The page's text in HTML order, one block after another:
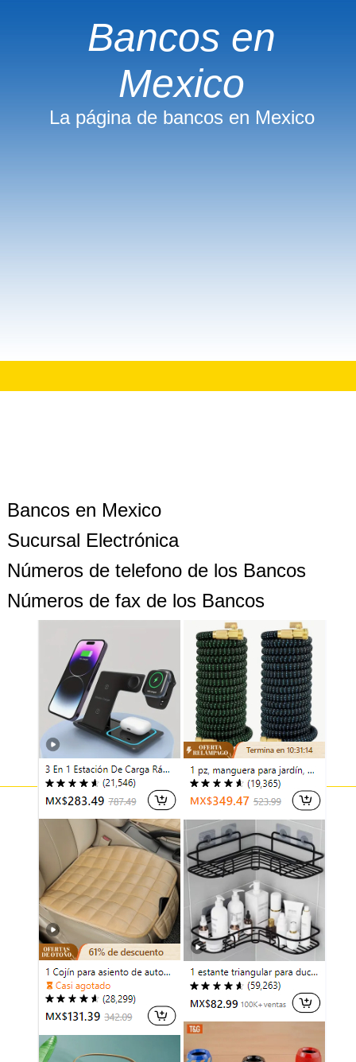
Bancos en
Mexico
La página de bancos en Mexico
Bancos en Mexico
Sucursal Electrónica
Números de telefono de los Bancos
Números de fax de los Bancos